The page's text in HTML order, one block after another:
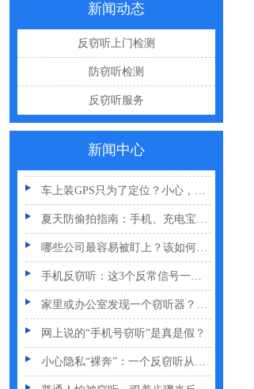
新闻动态
反窃听上门检测
防窃听检测
反窃听服务
新闻中心
网购“反窃听神器”为何总翻车？
反窃听检测的用处
办公室哪些东西暗藏窃密风险
偷拍黑产屡禁不止：藏匿点、高发场景与实用防拍指南